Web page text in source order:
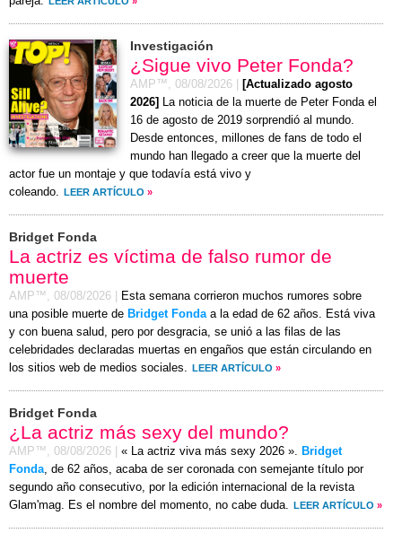
Investigación
¿Sigue vivo Peter Fonda?
AMP™, 08/08/2026
[Actualizado agosto
2026] La noticia de la muerte de Peter Fonda el
16 de agosto de 2019 sorprendió al mundo.
Desde entonces, millones de fans de todo el
mundo han llegado a creer que la muerte del
actor fue un montaje y que todavía está vivo y
coleando. LEER ARTÍCULO »
Bridget Fonda
La actriz es víctima de falso rumor de
muerte
AMP™, 08/08/2026
Esta semana corrieron muchos rumores sobre
una posible muerte de Bridget Fondaa la edad de 62 años. Está viva
y con buena salud, pero por desgracia, se unió a las filas de las
celebridades declaradas muertas en engaños que están circulando en
los sitios web de medios sociales. LEER ARTÍCULO »
Bridget Fonda
¿La actriz más sexy del mundo?
AMP™, 08/08/2026 « La actriz viva más sexy 2026 ». Bridget
Fonda, de 62 años, acaba de ser coronada con semejante título por
segundo año consecutivo, por la edición internacional de la revista
Glam'mag. Es el nombre del momento, no cabe duda. LEER ARTÍCULO »